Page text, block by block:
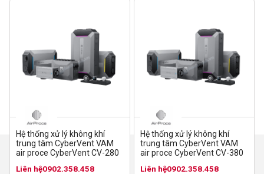
Hệ thống xử lý không khí
trung tâm CyberVent VAM
air proce CyberVent CV-280
Liên hệ0902.358.458
Hệ thống xử lý không khí
trung tâm CyberVent VAM
air proce CyberVent CV-380
Liên hệ0902.358.458